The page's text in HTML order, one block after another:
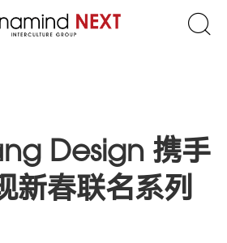
Design 携手
新春联名系列